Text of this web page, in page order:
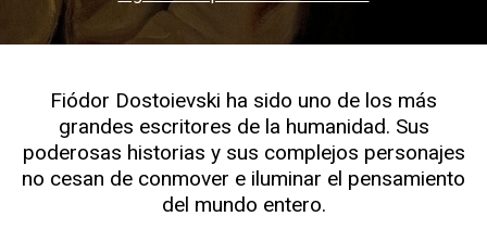
Fiódor Dostoievski ha sido uno de los más
grandes escritores de la humanidad. Sus
poderosas historias y sus complejos personajes
no cesan de conmover e iluminar el pensamiento
del mundo entero.